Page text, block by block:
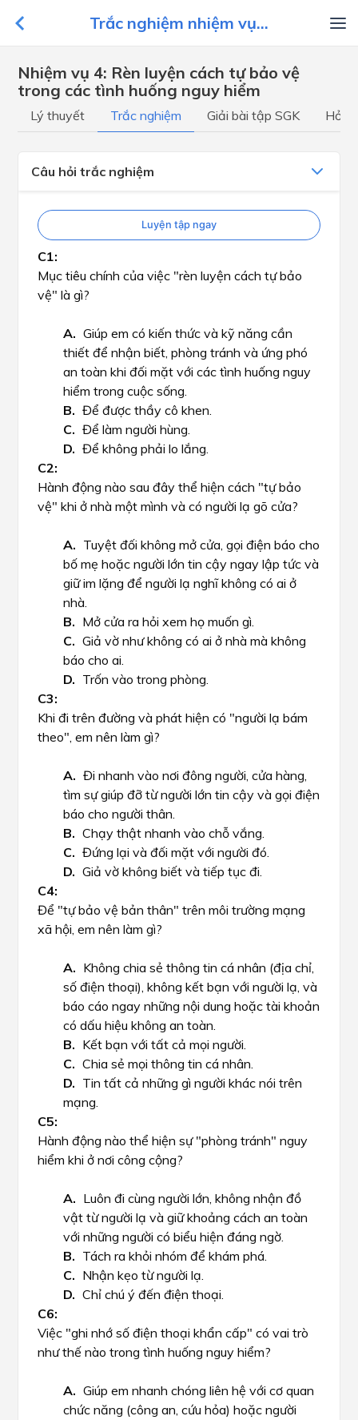
Trắc nghiệm nhiệm vụ...
Nhiệm vụ 4: Rèn luyện cách tự bảo vệ
trong các tình huống nguy hiểm
Lý thuyết Trắc nghiệm Giải bài tập SGK Hỏi
Câu hỏi trắc nghiệm
Luyện tập ngay
Mục tiêu chính của việc "rèn luyện cách tự bảo
vệ" là gì?
Giúp em có kiến thức và kỹ năng cần
thiết để nhận biết, phòng tránh và ứng phó
an toàn khi đối mặt với các tình huống nguy
hiểm trong cuộc sống.
Để được thầy cô khen.
Để làm người hùng.
Để không phải lo lắng.
Hành động nào sau đây thể hiện cách "tự bảo
vệ" khi ở nhà một mình và có người lạ gõ cửa?
Tuyệt đối không mở cửa, gọi điện báo cho
bố mẹ hoặc người lớn tin cậy ngay lập tức và
giữ im lặng để người lạ nghĩ không có ai ở
nhà.
Mở cửa ra hỏi xem họ muốn gì.
Giả vờ như không có ai ở nhà mà không
báo cho ai.
Trốn vào trong phòng.
Khi đi trên đường và phát hiện có "người lạ bám
theo", em nên làm gì?
Đi nhanh vào nơi đông người, cửa hàng,
tìm sự giúp đỡ từ người lớn tin cậy và gọi điện
báo cho người thân.
Chạy thật nhanh vào chỗ vắng.
Đứng lại và đối mặt với người đó.
Giả vờ không biết và tiếp tục đi.
Để "tự bảo vệ bản thân" trên môi trường mạng
xã hội, em nên làm gì?
Không chia sẻ thông tin cá nhân (địa chỉ,
số điện thoại), không kết bạn với người lạ, và
báo cáo ngay những nội dung hoặc tài khoản
có dấu hiệu không an toàn.
Kết bạn với tất cả mọi người.
Chia sẻ mọi thông tin cá nhân.
Tin tất cả những gì người khác nói trên
mạng.
Hành động nào thể hiện sự "phòng tránh" nguy
hiểm khi ở nơi công cộng?
Luôn đi cùng người lớn, không nhận đồ
vật từ người lạ và giữ khoảng cách an toàn
với những người có biểu hiện đáng ngờ.
Tách ra khỏi nhóm để khám phá.
Nhận kẹo từ người lạ.
Chỉ chú ý đến điện thoại.
Việc "ghi nhớ số điện thoại khẩn cấp" có vai trò
như thế nào trong tình huống nguy hiểm?
Giúp em nhanh chóng liên hệ với cơ quan
chức năng (công an, cứu hỏa) hoặc người